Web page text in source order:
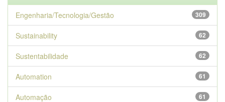
309
Engenharia/Tecnologia/Gestão
62
Sustainability
62
Sustentabilidade
61
Automation
61
Automação